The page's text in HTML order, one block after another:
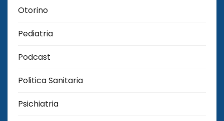
Otorino
Pediatria
Podcast
Politica Sanitaria
Psichiatria